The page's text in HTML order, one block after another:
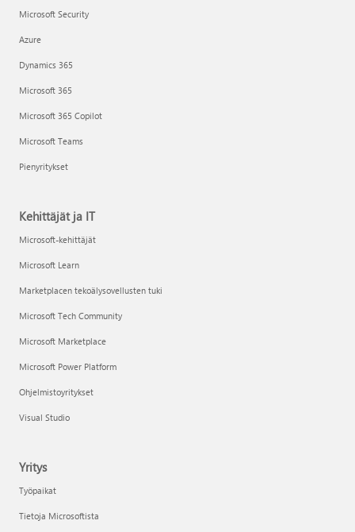
Microsoft Security
Azure
Dynamics 365
Microsoft 365
Microsoft 365 Copilot
Microsoft Teams
Pienyritykset
Kehittäjät ja IT
Microsoft-kehittäjät
Microsoft Learn
Marketplacen tekoälysovellusten tuki
Microsoft Tech Community
Microsoft Marketplace
Microsoft Power Platform
Ohjelmistoyritykset
Visual Studio
Yritys
Työpaikat
Tietoja Microsoftista